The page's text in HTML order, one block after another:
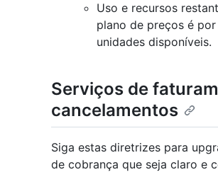
Uso e recursos
plano de preços é
unidades disponíveis.
Serviços de
cancelamentos
Siga estas diretrizes para
de cobrança que seja claro e